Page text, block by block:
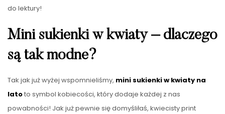
do lektury!
Mini sukienki w kwiaty – dlaczego
są tak modne?
Tak jak już wyżej wspomnieliśmy, mini sukienki w kwiaty na
latoto symbol kobiecości, który dodaje każdej z nas
powabności! Jak już pewnie się domyśliłaś, kwiecisty print